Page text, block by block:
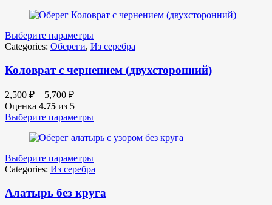
Выберите параметры
Categories: Обереги, Из серебра
Коловрат с чернением (двухсторонний)
2,500 ₽ – 5,700 ₽
Оценка 4.75 из 5
Выберите параметры
Выберите параметры
Categories: Из серебра
Алатырь без круга